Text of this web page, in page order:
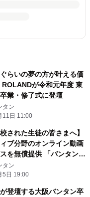
ぐらいの夢の方が叶える価
ROLANDが令和元年度 東
業・修了式に登壇
タン
11日 11:00
された生徒の皆さまへ】
ブ分野のオンライン動画
を無償提供 「バンタンフ
ネル」をオンライン学習
備校」にて配信
タン
5日 19:00
登壇する大阪バンタン卒